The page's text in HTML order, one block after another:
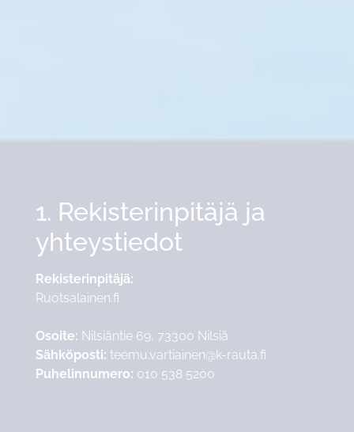
1. Rekisterinpitäjä ja
yhteystiedot
Rekisterinpitäjä:
Ruotsalainen.fi
Osoite: Nilsiäntie 69, 73300 Nilsiä
Sähköposti: teemu.vartiainen@k-rauta.fi
Puhelinnumero: 010 538 5200